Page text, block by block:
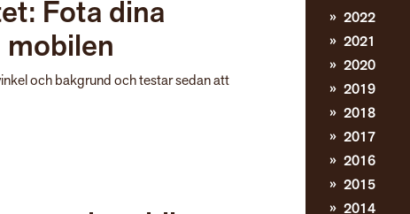
Fota dina
och bakgrund och testar sedan att
2022
2021
2020
2019
2018
2017
2016
2015
2014